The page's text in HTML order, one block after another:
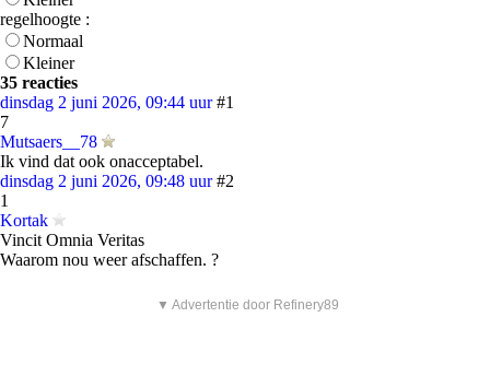
regelhoogte :
Normaal
Kleiner
35 reacties
dinsdag 2 juni 2026, 09:44 uur #1
7
Mutsaers__78
Ik vind dat ook onacceptabel.
dinsdag 2 juni 2026, 09:48 uur #2
1
Kortak
Vincit Omnia Veritas
Waarom nou weer afschaffen. ?
▼ Advertentie door Refinery89